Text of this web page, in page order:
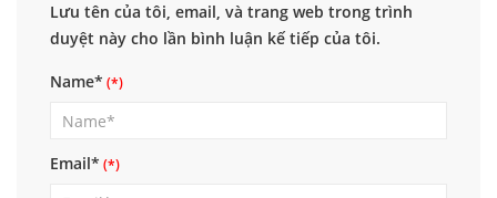
Lưu tên của tôi, email, và trang web trong trình
duyệt này cho lần bình luận kế tiếp của tôi.
Name*
Email*